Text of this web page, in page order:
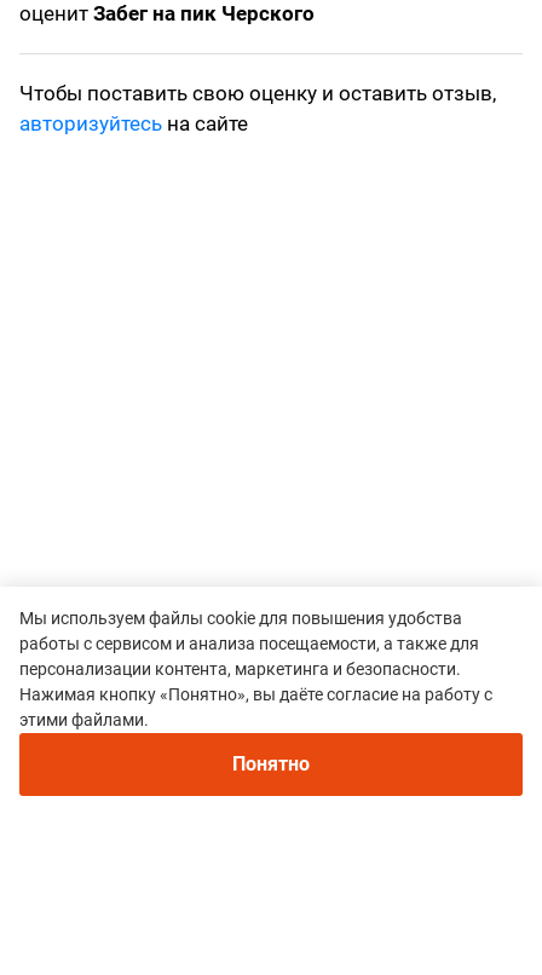
оценит Забег на пик Черского
Чтобы поставить свою оценку и оставить отзыв,
авторизуйтесь на сайте
Все гонки
Мы используем файлы cookie для повышения удобства
работы с сервисом и анализа посещаемости, а также для
персонализации контента, маркетинга и безопасности.
Нажимая кнопку «Понятно», вы даёте согласие на работу с
этими файлами.
Понятно